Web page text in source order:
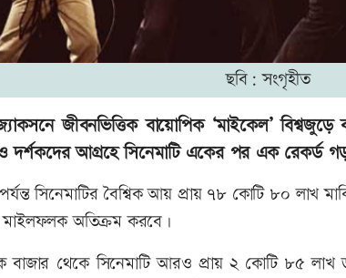
ছবি: সংগৃহীত
জীবনভিত্তিক বায়োপিক ‘মাইকেল’
দর্শকদের আগ্রহে সিনেমাটি একের পর এক রেকর্ড
সিনেমাটির বৈশ্বিক আয় প্রায় ৭৮ কোটি ৮০ লাখ
অতিক্রম করবে।
বাজার থেকে সিনেমাটি আরও প্রায় ২ কোটি ৮৫